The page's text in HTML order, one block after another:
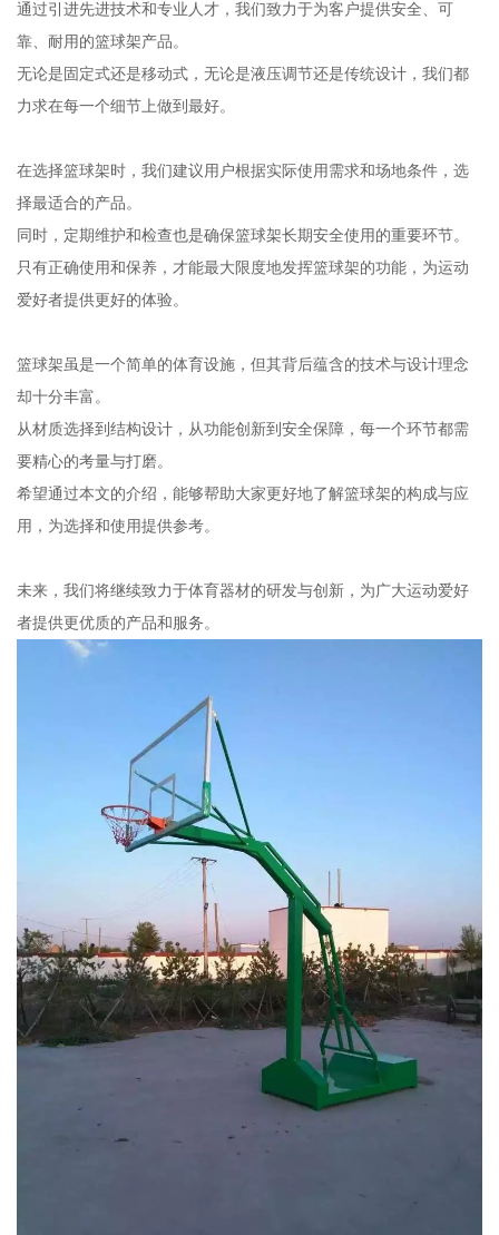
通过引进先进技术和专业人才，我们致力于为客户提供安全、可
靠、耐用的篮球架产品。
无论是固定式还是移动式，无论是液压调节还是传统设计，我们都
力求在每一个细节上做到最好。
在选择篮球架时，我们建议用户根据实际使用需求和场地条件，选
择最适合的产品。
同时，定期维护和检查也是确保篮球架长期安全使用的重要环节。
只有正确使用和保养，才能最大限度地发挥篮球架的功能，为运动
爱好者提供更好的体验。
篮球架虽是一个简单的体育设施，但其背后蕴含的技术与设计理念
却十分丰富。
从材质选择到结构设计，从功能创新到安全保障，每一个环节都需
要精心的考量与打磨。
希望通过本文的介绍，能够帮助大家更好地了解篮球架的构成与应
用，为选择和使用提供参考。
未来，我们将继续致力于体育器材的研发与创新，为广大运动爱好
者提供更优质的产品和服务。